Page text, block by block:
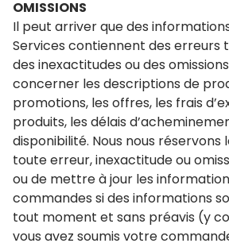
OMISSIONS
Il peut arriver que des
Services contiennent des erreurs
des inexactitudes ou des
concerner les descriptions de
promotions, les offres, les frais
produits, les délais
disponibilité. Nous nous
toute erreur, inexactitude ou
ou de mettre à jour les
commandes si des informations
tout moment et sans préavis (y
vous avez soumis votre